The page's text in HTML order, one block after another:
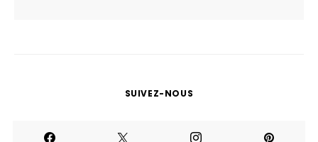
SUIVEZ-NOUS